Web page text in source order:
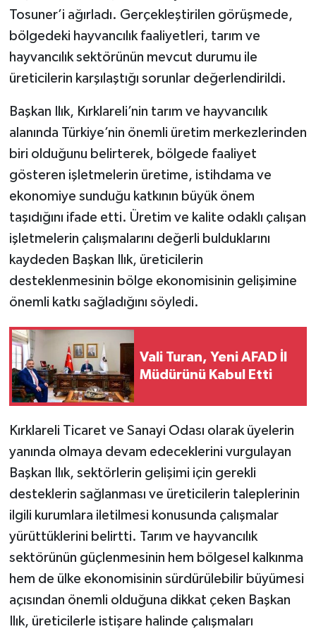
Tosuner’i ağırladı. Gerçekleştirilen görüşmede,
bölgedeki hayvancılık faaliyetleri, tarım ve
hayvancılık sektörünün mevcut durumu ile
üreticilerin karşılaştığı sorunlar değerlendirildi.
Başkan Ilık, Kırklareli’nin tarım ve hayvancılık
alanında Türkiye’nin önemli üretim merkezlerinden
biri olduğunu belirterek, bölgede faaliyet
gösteren işletmelerin üretime, istihdama ve
ekonomiye sunduğu katkının büyük önem
taşıdığını ifade etti. Üretim ve kalite odaklı çalışan
işletmelerin çalışmalarını değerli bulduklarını
kaydeden Başkan Ilık, üreticilerin
desteklenmesinin bölge ekonomisinin gelişimine
önemli katkı sağladığını söyledi.
Vali Turan, Yeni AFAD İl
Müdürünü Kabul Etti
Kırklareli Ticaret ve Sanayi Odası olarak üyelerin
yanında olmaya devam edeceklerini vurgulayan
Başkan Ilık, sektörlerin gelişimi için gerekli
desteklerin sağlanması ve üreticilerin taleplerinin
ilgili kurumlara iletilmesi konusunda çalışmalar
yürüttüklerini belirtti. Tarım ve hayvancılık
sektörünün güçlenmesinin hem bölgesel kalkınma
hem de ülke ekonomisinin sürdürülebilir büyümesi
açısından önemli olduğuna dikkat çeken Başkan
Ilık, üreticilerle istişare halinde çalışmaları